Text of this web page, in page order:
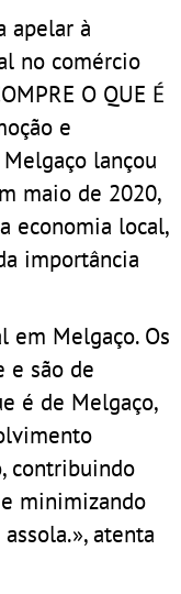
apelar à
no comércio
O QUE É
e
lançou
maio de 2020,
economia local,
importância
em Melgaço. Os
e são de
é de Melgaço,
contribuindo
minimizando
atenta